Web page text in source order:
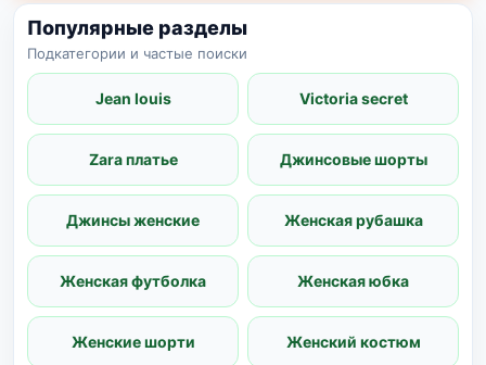
Популярные разделы
Подкатегории и частые поиски
Jean louis Victoria secret
Zara платье Джинсовые шорты
Джинсы женские Женская рубашка
Женская футболка Женская юбка
Женские шорти Женский костюм